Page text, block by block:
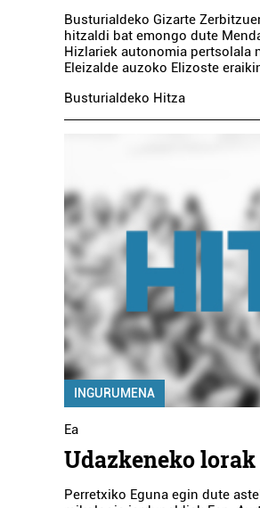
Busturialdeko Gizarte
hitzaldi bat emongo dute
Hizlariek autonomia pertsolala
Eleizalde auzoko Elizoste
Busturialdeko Hitza
INGURUMENA
Ea
Udazkeneko
Perretxiko Eguna egin dute